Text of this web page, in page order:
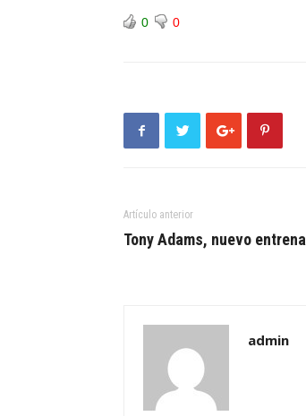
0 0
Artículo anterior
Tony Adams, nuevo
admin